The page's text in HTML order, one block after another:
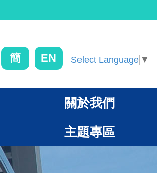
簡 EN Select Language ▼
關於我們
主題專區